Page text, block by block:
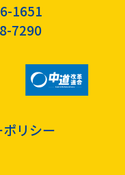
1651
7290
リシー